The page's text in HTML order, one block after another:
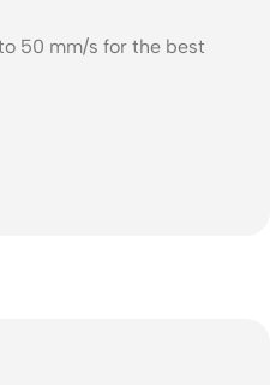
50 mm/s for the best